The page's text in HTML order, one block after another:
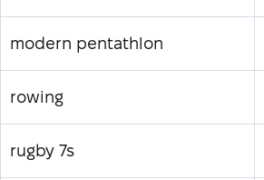
modern pentathlon
rowing
rugby 7s